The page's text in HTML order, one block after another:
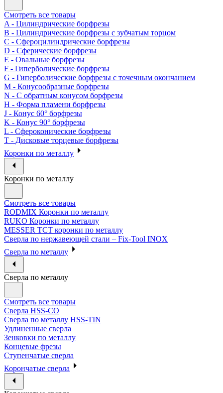
Смотреть все товары
A - Цилиндрические борфрезы
B - Цилиндрические борфрезы с зубчатым торцом
C - Сфероцилиндрические борфрезы
D - Сферические борфрезы
E - Овальные борфрезы
F - Гиперболические борфрезы
G - Гиперболические борфрезы с точечным окончанием
M - Конусообразные борфрезы
N - С обратным конусом борфрезы
H - Форма пламени борфрезы
J - Конус 60° борфрезы
K - Конус 90° борфрезы
L - Сфероконические борфрезы
T - Дисковые торцевые борфрезы
Коронки по металлу
Коронки по металлу
Смотреть все товары
RODMIX Коронки по металлу
RUKO Коронки по металлу
MESSER ТСТ коронки по металлу
Сверла по нержавеющей стали – Fix-Tool INOX
Сверла по металлу
Сверла по металлу
Смотреть все товары
Сверла HSS-CO
Сверла по металлу HSS-TIN
Удлиненные сверла
Зенковки по металлу
Концевые фрезы
Ступенчатые сверла
Корончатые сверла